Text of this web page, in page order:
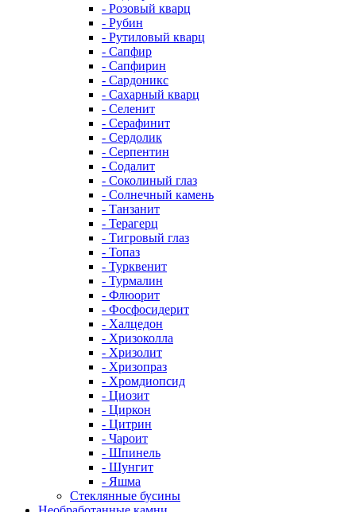
- Розовый кварц
- Рубин
- Рутиловый кварц
- Сапфир
- Сапфирин
- Сардоникс
- Сахарный кварц
- Селенит
- Серафинит
- Сердолик
- Серпентин
- Содалит
- Соколиный глаз
- Солнечный камень
- Танзанит
- Терагерц
- Тигровый глаз
- Топаз
- Турквенит
- Турмалин
- Флюорит
- Фосфосидерит
- Халцедон
- Хризоколла
- Хризолит
- Хризопраз
- Хромдиопсид
- Циозит
- Циркон
- Цитрин
- Чароит
- Шпинель
- Шунгит
- Яшма
Стеклянные бусины